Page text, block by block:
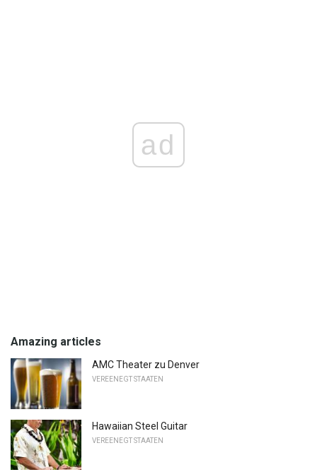
ad
Amazing articles
AMC Theater zu Denver
VEREENEGT STAATEN
Hawaiian Steel Guitar
VEREENEGT STAATEN